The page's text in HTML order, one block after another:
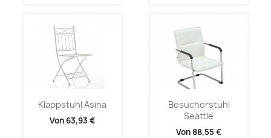
Klappstuhl Asina
Von 63,93 €
Besucherstuhl
Seattle
Von 88,55 €